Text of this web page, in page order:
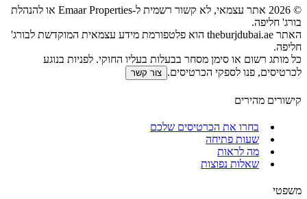
©
2026
אתר עצמאי, לא קשור רשמית ל‑Emaar Properties או להנהלת
בורג' חליפה.
האתר theburjdubai.ae הוא פלטפורמת מידע עצמאית המוקדשת לבורג'
חליפה.
כל מותג רשום או סימן מסחר בבעלות בעליו החוקי. לפניות בנוגע
לכרטיסים, פנו לספקי הכרטיסים. צור קשר
קישורים מהירים
בחרו את הכרטיסים שלכם
שעות פתיחה
מה לראות
שאלות נפוצות
משפטי